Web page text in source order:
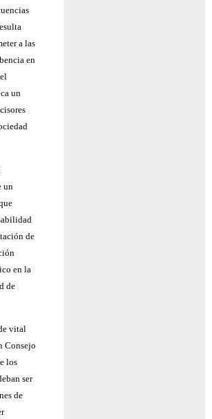
a las
en
un
un
de
en la
de
vital
Consejo
los
ser
de